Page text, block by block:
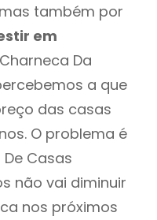
também por
em
Da
a que
das casas
O problema é
Casas
não vai diminuir
nos próximos